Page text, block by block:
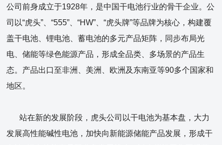
公司前身成立于1928年，是中国干电池行业的骨干企业。公
司以“虎头”、“555”、“HW”、“虎头牌”等品牌为核心，构建覆
盖干电池、锂电池、蓄电池的多元产品矩阵，同步布局光
电、储能等绿色能源产品，形成全品类、多场景的产品生
态。产品出口至非洲、美洲、欧洲及东南亚等90多个国家和
地区。
站在新的发展阶段，虎头公司以干电池为基本盘，大力
发展高性能碱性电池，加快向新能源储能产品发展，形成干